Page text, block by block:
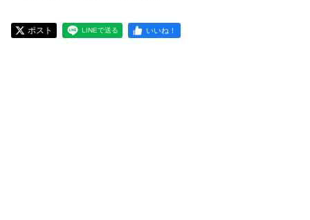
ポスト LINEで送る いいね！